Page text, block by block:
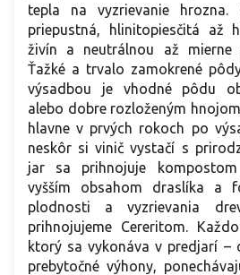
tepla na vyzrievanie
priepustná, hlinitopiesčitá až
živín a neutrálnou až mierne
Ťažké a trvalo zamokrené
výsadbou je vhodné pôdu
alebo dobre rozloženým
hlavne v prvých rokoch po
neskôr si vinič vystačí s
jar sa prihnojuje
vyšším obsahom draslíka a
plodnosti a vyzrievania
prihnojujeme Cereritom.
ktorý sa vykonáva v predjarí –
prebytočné výhony,